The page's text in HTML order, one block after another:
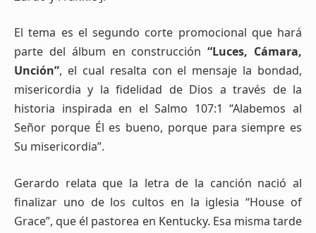
El tema es el segundo corte promocional que hará
parte del álbum en construcción“Luces, Cámara,
Unción”, el cual resalta con el mensaje la bondad,
misericordia y la fidelidad de Dios a través de la
historia inspirada en el Salmo 107:1 “Alabemos al
Señor porque Él es bueno, porque para siempre es
Su misericordia”.
Gerardo relata que la letra de la canción nació al
finalizar uno de los cultos en la iglesia “House of
Grace”, que él pastorea en Kentucky. Esa misma tarde